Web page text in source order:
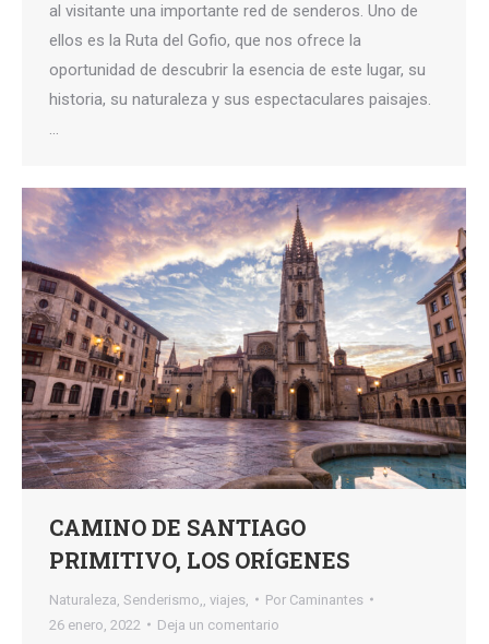
al visitante una importante red de senderos. Uno de
ellos es la Ruta del Gofio, que nos ofrece la
oportunidad de descubrir la esencia de este lugar, su
historia, su naturaleza y sus espectaculares paisajes.
…
CAMINO DE SANTIAGO
PRIMITIVO, LOS ORÍGENES
Naturaleza Senderismo, viajes, Por Caminantes
26 enero, 2022
Deja un comentario